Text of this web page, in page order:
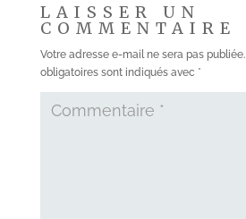
LAISSER UN
COMMENTAIRE
Votre adresse e-mail ne sera pas publiée.
obligatoires sont indiqués avec *